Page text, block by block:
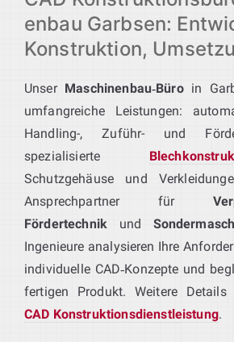
enbau Garbsen:
Konstruktion,
Unser Maschinenbau‑Büroin
umfangreiche Leistungen:
Handling-, Zuführ- und
spezialisierte
Schutzgehäuse und
Ansprechpartner für
Fördertechnik und
Ingenieure analysieren Ihre
individuelle CAD‑Konzepte und
fertigen Produkt. Weitere
CAD Konstruktionsdienstleistung.